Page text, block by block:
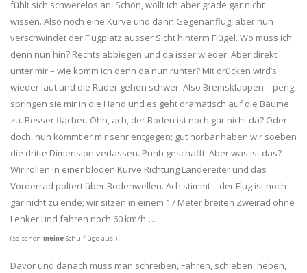
fühlt sich schwerelos an. Schön, wollt ich aber grade gar nicht
wissen. Also noch eine Kurve und dann Gegenanflug, aber nun
verschwindet der Flugplatz ausser Sicht hinterm Flügel. Wo muss ich
denn nun hin? Rechts abbiegen und da isser wieder. Aber direkt
unter mir – wie komm ich denn da nun runter? Mit drücken wird’s
wieder laut und die Ruder gehen schwer. Also Bremsklappen – peng,
springen sie mir in die Hand und es geht dramatisch auf die Bäume
zu. Besser flacher. Ohh, ach, der Boden ist noch gar nicht da? Oder
doch, nun kommt er mir sehr entgegen; gut hörbar haben wir soeben
die dritte Dimension verlassen. Puhh geschafft. Aber was ist das?
Wir rollen in einer blöden Kurve Richtung Landereiter und das
Vorderrad poltert über Bodenwellen. Ach stimmt – der Flug ist noch
gar nicht zu ende; wir sitzen in einem 17 Meter breiten Zweirad ohne
Lenker und fahren noch 60 km/h….
(so sahen meine Schulflüge aus.)
Davor und danach muss man schreiben, Fahren, schieben, heben,